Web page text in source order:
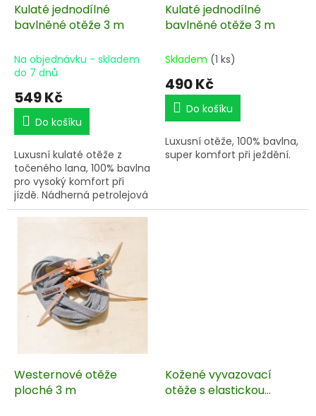
Kulaté jednodílné
bavlněné otěže 3 m
Na objednávku - skladem
do 7 dnů
549 Kč
Do košíku
Luxusní kulaté otěže z
točeného lana, 100% bavlna
pro vysoký komfort při
jízdě. Nádherná petrolejová
barva.
Kulaté jednodílné
bavlněné otěže 3 m
Skladem (1 ks)
490 Kč
Do košíku
Luxusní otěže, 100% bavlna,
super komfort při ježdění.
Westernové otěže
ploché 3 m
Kožené vyvazovací
otěže s elastickou